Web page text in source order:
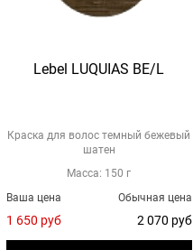
Lebel LUQUIAS BE/L
Краска для волос темный бежевый
шатен
Масса: 150 г
Обычная цена
2 070 руб
Ваша цена
1 650 руб